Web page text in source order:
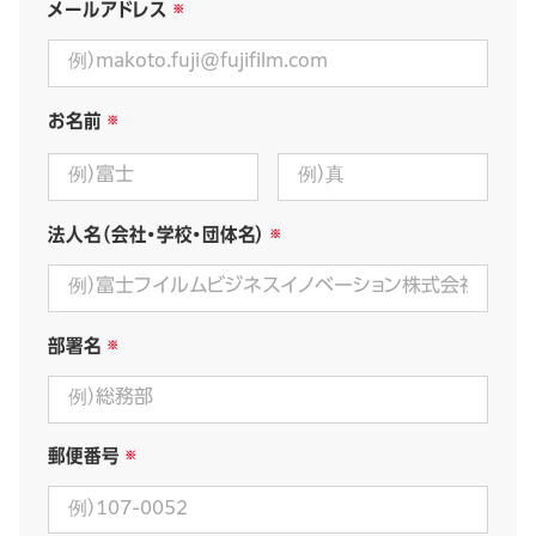
メールアドレス
お名前
法人名（会社・学校・団体名）
部署名
郵便番号